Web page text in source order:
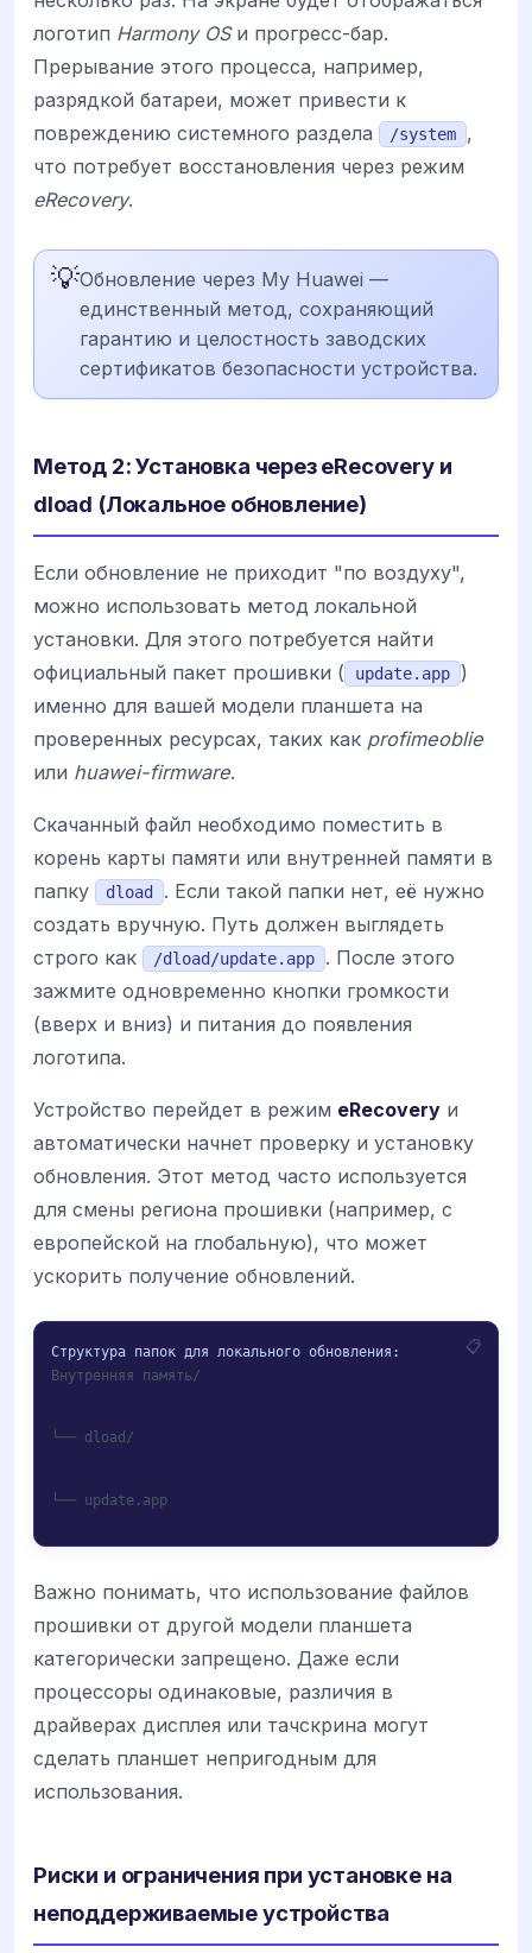
логотип Harmony OSи прогресс-бар.
Прерывание этого процесса, например,
разрядкой батареи, может привести к
повреждению системного раздела
/system
,
что потребует восстановления через режим
eRecovery.
💡Обновление через My Huawei —
единственный метод, сохраняющий
гарантию и целостность заводских
сертификатов безопасности устройства.
Метод 2: Установка через eRecovery и
dload (Локальное обновление)
Если обновление не приходит "по воздуху",
можно использовать метод локальной
установки. Для этого потребуется найти
официальный пакет прошивки (
update.app
)
именно для вашей модели планшета на
проверенных ресурсах, таких как profimeoblie
или huawei-firmware.
Скачанный файл необходимо поместить в
корень карты памяти или внутренней памяти в
папку
dload
. Если такой папки нет, её нужно
создать вручную. Путь должен выглядеть
строго как
/dload/update.app
. После этого
зажмите одновременно кнопки громкости
(вверх и вниз) и питания до появления
логотипа.
Устройство перейдет в режим eRecovery и
автоматически начнет проверку и установку
обновления. Этот метод часто используется
для смены региона прошивки (например, с
европейской на глобальную), что может
ускорить получение обновлений.
Внутренняя память/
└── dload/
└── update.app
Важно понимать, что использование файлов
прошивки от другой модели планшета
категорически запрещено. Даже если
процессоры одинаковые, различия в
драйверах дисплея или тачскрина могут
сделать планшет непригодным для
использования.
Риски и ограничения при установке на
неподдерживаемые устройства